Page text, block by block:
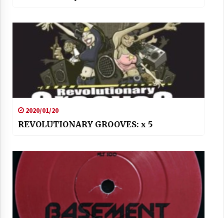
2020/01/20
REVOLUTIONARY GROOVES: x 5